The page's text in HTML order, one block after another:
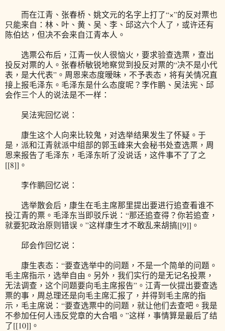
而在江青、张春桥、姚文元的名字上打了“×”的反对票也
只能来自：林、叶、黄、吴、李、邱这六个人了，或许还有
陈伯达，但决不会来自江青本人。
选票公布后，江青一伙人很恼火，要求验查选票，查出
投反对票的人。张春桥敏锐地察觉到投反对票的“决不是小代
表，是大代表”。周恩来态度暧昧，不予表态，将有关情况直
接上报毛泽东。毛泽东是什么态度呢？李作鹏、吴法宪、邱
会作三个人的说法是不一样：
吴法宪回忆说：
康生这个人向来比较鬼，对选举结果发生了怀疑。于
是，派和江青就派中组部的郭玉峰来大会秘书处查选票，周
恩来报告了毛泽东，毛泽东听了没说话，这件事不了了之
[[8]]。
李作鹏回忆说：
选举散会后，康生在毛主席那里提出要进行追查看谁不
投江青的票。毛泽东当即驳斥说：“那还追查得？你若追查，
就要犯政治原则错误。”这样康生才不敢乱来胡搞[[9]]。
邱会作回忆说：
康生表态：“要查选举中的问题，不是一个简单的问题。
毛主席指示，选举自由。另外，我们实行的是无记名投票，
无法调查，这个问题要向毛主席报告”。江青一伙提出要查选
票的事，周总理还是向毛主席汇报了，并得到毛主席的指
示，毛主席说：“要查选票中的问题，就让他们去查吧。我是
不参加任何人违反党章的大合唱。”这样，事情算是最后了结
了[[10]]。